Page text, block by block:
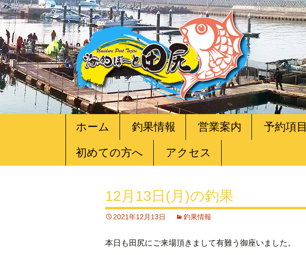
ツ
ホーム 釣果情報 営業案内 予約項
初めての方へ アクセス
12月13日(月)の釣果
2021年12月13日 釣果情報
本日も田尻にご来場頂きまして有難う御座いました。